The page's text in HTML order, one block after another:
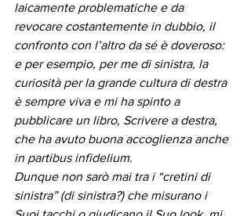
laicamente problematiche e da
revocare costantemente in dubbio, il
confronto con l’altro da sé è doveroso:
e per esempio, per me di sinistra, la
curiosità per la grande cultura di destra
è sempre viva e mi ha spinto a
pubblicare un libro, Scrivere a destra,
che ha avuto buona accoglienza anche
in partibus infidelium.
Dunque non sarò mai tra i “cretini di
sinistra” (di sinistra?) che misurano i